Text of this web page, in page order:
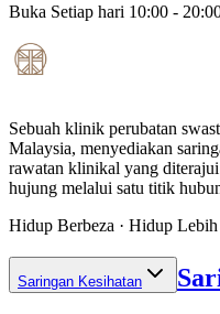
Buka Setiap hari 10:00 -
Sebuah klinik perubatan
Malaysia, menyediakan
rawatan klinikal yang
hujung melalui satu titik
Hidup Berbeza · Hidup
Saringan Kesihatan